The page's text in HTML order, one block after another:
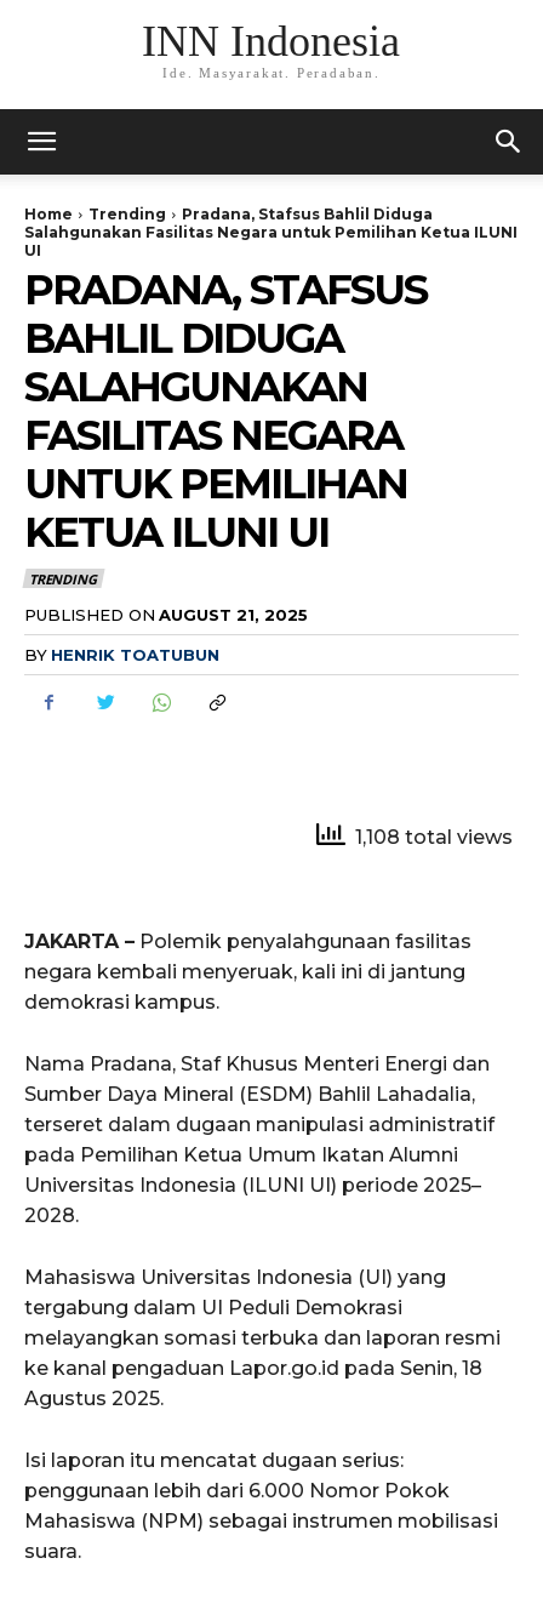
INN Indonesia
Ide. Masyarakat. Peradaban.
Home Trending
Pradana, Stafsus Bahlil Diduga
Salahgunakan Fasilitas Negara untuk Pemilihan Ketua ILUNI
UI
PRADANA, STAFSUS
BAHLIL DIDUGA
SALAHGUNAKAN
FASILITAS NEGARA
UNTUK PEMILIHAN
KETUA ILUNI UI
TRENDING
PUBLISHED ON AUGUST 21, 2025
BY HENRIK TOATUBUN
1,108 total views
JAKARTA – Polemik penyalahgunaan fasilitas
negara kembali menyeruak, kali ini di jantung
demokrasi kampus.
Nama Pradana, Staf Khusus Menteri Energi dan
Sumber Daya Mineral (ESDM) Bahlil Lahadalia,
terseret dalam dugaan manipulasi administratif
pada Pemilihan Ketua Umum Ikatan Alumni
Universitas Indonesia (ILUNI UI) periode 2025–
2028.
Mahasiswa Universitas Indonesia (UI) yang
tergabung dalam UI Peduli Demokrasi
melayangkan somasi terbuka dan laporan resmi
ke kanal pengaduan Lapor.go.id pada Senin, 18
Agustus 2025.
Isi laporan itu mencatat dugaan serius:
penggunaan lebih dari 6.000 Nomor Pokok
Mahasiswa (NPM) sebagai instrumen mobilisasi
suara.